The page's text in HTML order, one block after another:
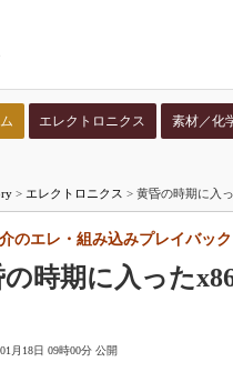
エレクトロニクス 素材／化
> エレクトロニクス > 黄昏の時期に入
時期に入った
のエレ・組み込みプレイバック
月18日 09時00分 公開